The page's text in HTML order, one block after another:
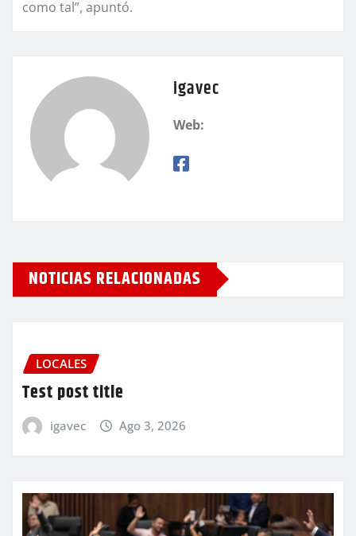
como tal”, apuntó.
igavec
Web:
NOTICIAS RELACIONADAS
LOCALES
Test post title
igavec Ago 3, 2026